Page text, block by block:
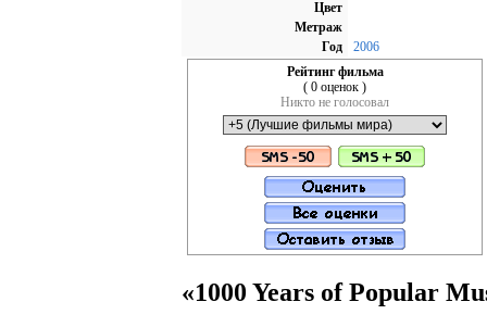
Цвет
Метраж
Год
2006
Рейтинг фильма
( 0 оценок )
Никто не голосовал
«1000 Years of Popular